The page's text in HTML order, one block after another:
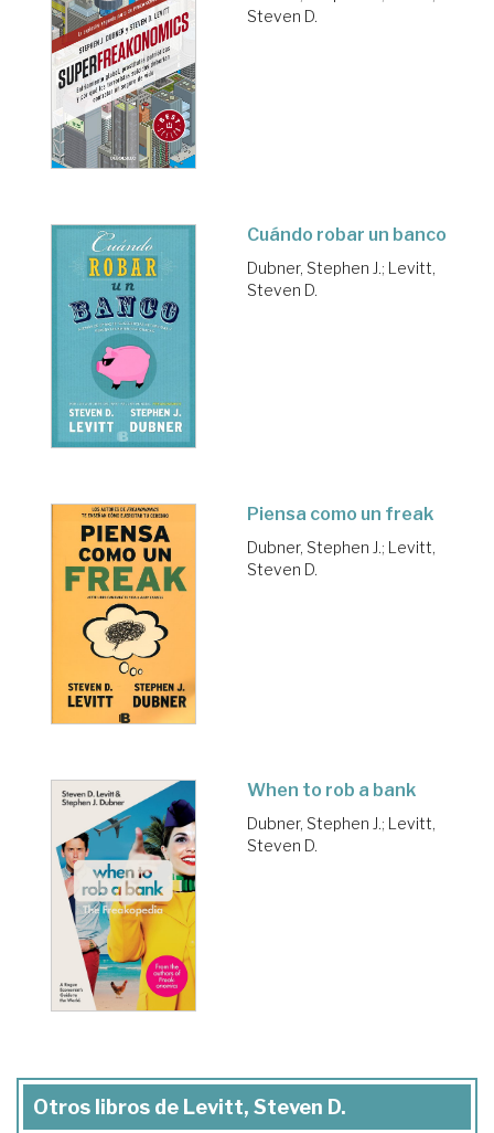
Steven D.
Cuándo robar un banco
Dubner, Stephen J.; Levitt,
Steven D.
Piensa como un freak
Dubner, Stephen J.; Levitt,
Steven D.
When to rob a bank
Dubner, Stephen J.; Levitt,
Steven D.
Otros libros de Levitt, Steven D.